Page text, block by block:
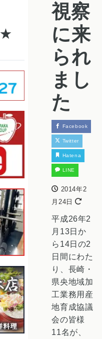
視察
に来
られ
まし
た
Facebook
Twitter
Hatena
LINE
2014年2
月24日
平成26年2
月13日か
ら14日の2
日間にわた
り、長崎・
県央地域加
工業務用産
地育成協議
会の皆様
11名が、